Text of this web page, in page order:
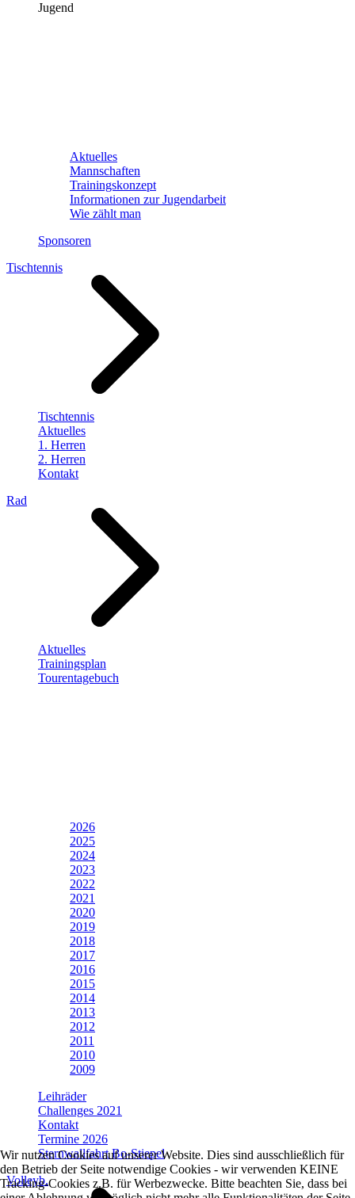
Jugend
Aktuelles
Mannschaften
Trainingskonzept
Informationen zur Jugendarbeit
Wie zählt man
Sponsoren
Tischtennis
Tischtennis
Aktuelles
1. Herren
2. Herren
Kontakt
Rad
Aktuelles
Trainingsplan
Tourentagebuch
2026
2025
2024
2023
2022
2021
2020
2019
2018
2017
2016
2015
2014
2013
2012
2011
2010
2009
Leihräder
Challenges 2021
Kontakt
Termine 2026
Sternwallfahrt Bo-Stiepel
Volleyb.
Wir nutzen Cookies auf unserer Website. Dies sind ausschließlich für
den Betrieb der Seite notwendige Cookies - wir verwenden KEINE
Tracking-Cookies z.B. für Werbezwecke. Bitte beachten Sie, dass bei